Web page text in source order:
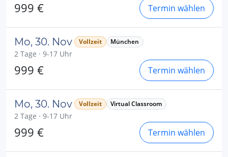
999 € Termin wählen
Mo, 30. Nov Vollzeit München
2 Tage · 9-17 Uhr
999 € Termin wählen
Mo, 30. Nov Vollzeit Virtual Classroom
2 Tage · 9-17 Uhr
999 € Termin wählen